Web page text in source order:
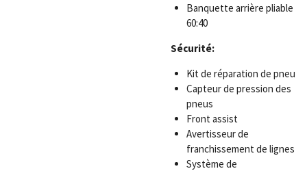
Banquette arrière pliable
60:40
Sécurité:
Kit de réparation de pneu
Capteur de pression des
pneus
Front assist
Avertisseur de
franchissement de lignes
Système de